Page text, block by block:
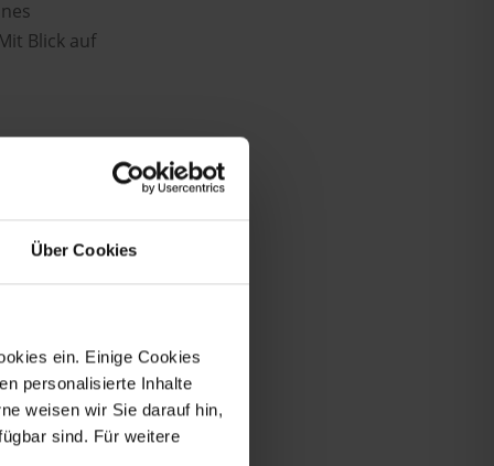
Über Cookies
ein. Einige Cookies
personalisierte Inhalte
weisen wir Sie darauf hin,
sind. Für weitere
Blick auf